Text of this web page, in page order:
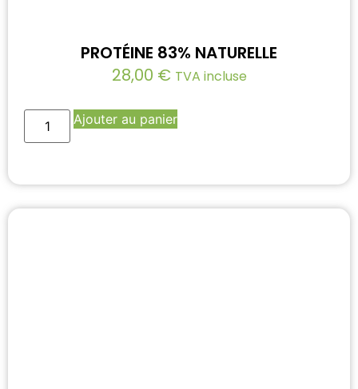
PROTÉINE 83% NATURELLE
28,00 € TVA incluse
Ajouter au panier